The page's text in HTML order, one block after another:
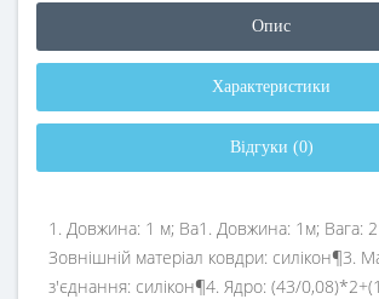
Опис
Характеристики
Відгуки (0)
1. Довжина: 1 м; Ва1. Довжина: 1м; Вага:
Зовнішній матеріал ковдри: силікон¶3.
з'єднання: силікон¶4. Ядро: (43/